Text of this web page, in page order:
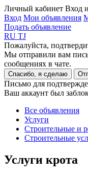
Личный кабинет Вход
Вход Мои объявления
Подать объявление
RU TJ
Пожалуйста,
Мы отправили вам
сообщениях в чате.
Спасибо, я сделаю
Письмо для
Ваш аккаунт был
Все объявления
Услуги
Строительные и
Cтроительные
Услуги крота